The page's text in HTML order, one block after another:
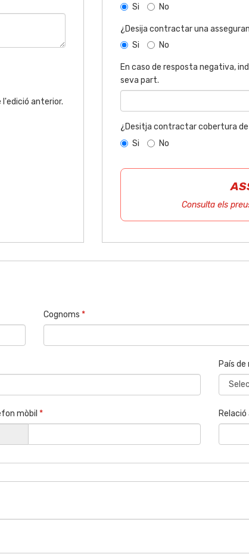
anterior.
Si
No
¿Desija contractar una
Si
No
En caso de resposta negativa,
seva part.
¿Desitja contractar cobertura
Si
No
Consulta els
Cognoms *
País
mòbil *